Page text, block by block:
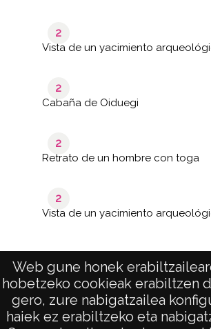
Web gune honek
hobetzeko cookieak erabiltzen
gero, zure nabigatzailea
haiek ez erabiltzeko eta
2
Vista de un yacimiento
2
Cabaña de Oiduegi
2
Retrato de un hombre con toga
2
Vista de un yacimiento
de 3
páginas
de
106
results